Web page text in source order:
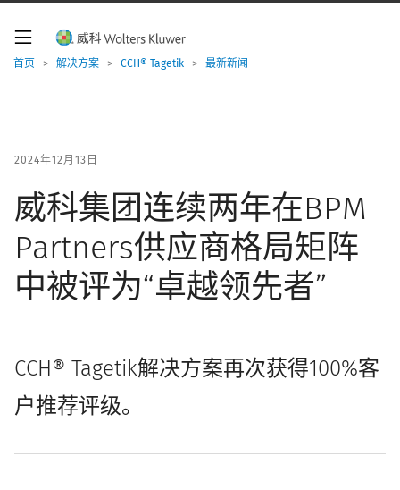
W
首页 > 解决方案 > CCH® Tagetik > 最新新闻
2024年12月13日
威科集团连续两年在BPM
Partners供应商格局矩阵
中被评为“卓越领先者”
CCH® Tagetik解决方案再次获得100%客
户推荐评级。